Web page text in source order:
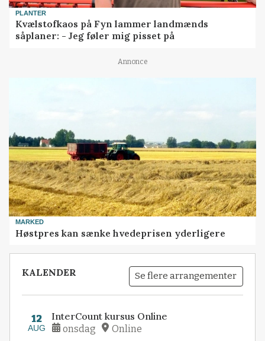
PLANTER
Kvælstofkaos på Fyn lammer landmænds
såplaner: - Jeg føler mig pisset på
Annonce
MARKED
Høstpres kan sænke hvedeprisen yderligere
KALENDER Se flere arrangementer
12
AUG
InterCount kursus Online
onsdag Online